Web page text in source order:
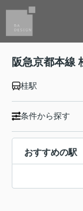
阪急京都本線
桂駅
条件から探す
おすすめの駅